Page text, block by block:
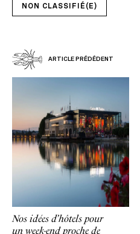
NON CLASSIFIÉ(E)
ARTICLE PRÉDÉDENT
Nos idées d’hôtels pour
un week-end proche de